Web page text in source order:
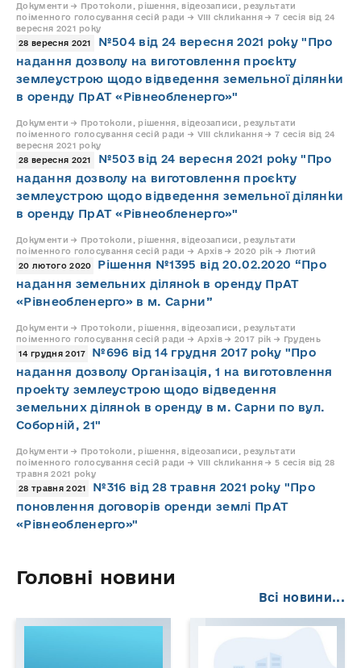
Документи → Протоколи, рішення, відеозаписи, результати
поіменного голосування сесій ради → VIII скликання → 7 сесія від 24
вересня 2021 року
28 вересня 2021
№504 від 24 вересня 2021 року "Про
надання дозволу на виготовлення проєкту
землеустрою щодо відведення земельної ділянки
в оренду ПрАТ «Рівнеобленерго»"
Документи → Протоколи, рішення, відеозаписи, результати
поіменного голосування сесій ради → VIII скликання → 7 сесія від 24
вересня 2021 року
28 вересня 2021
№503 від 24 вересня 2021 року "Про
надання дозволу на виготовлення проєкту
землеустрою щодо відведення земельної ділянки
в оренду ПрАТ «Рівнеобленерго»"
Документи → Протоколи, рішення, відеозаписи, результати
поіменного голосування сесій ради → Архів → 2020 рік → Лютий
20 лютого 2020
Рішення №1395 від 20.02.2020 “Про
надання земельних ділянок в оренду ПрАТ
«Рівнеобленерго» в м. Сарни”
Документи → Протоколи, рішення, відеозаписи, результати
поіменного голосування сесій ради → Архів → 2017 рік → Грудень
14 грудня 2017
№696 від 14 грудня 2017 року "Про
надання дозволу Організація, 1 на виготовлення
проекту землеустрою щодо відведення
земельних ділянок в оренду в м. Сарни по вул.
Соборній, 21"
Документи → Протоколи, рішення, відеозаписи, результати
поіменного голосування сесій ради → VIII скликання → 5 сесія від 28
травня 2021 року
28 травня 2021
№316 від 28 травня 2021 року "Про
поновлення договорів оренди землі ПрАТ
«Рівнеобленерго»"
Головні новини
Всі новини...